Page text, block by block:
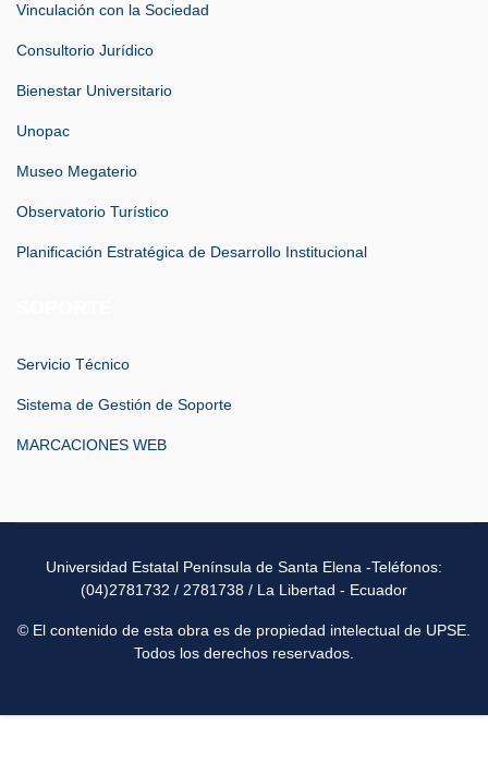
Vinculación con la Sociedad
Consultorio Jurídico
Bienestar Universitario
Unopac
Museo Megaterio
Observatorio Turístico
Planificación Estratégica de Desarrollo Institucional
Servicio Técnico
Sistema de Gestión de Soporte
MARCACIONES WEB
Universidad Estatal Península de Santa Elena -Teléfonos:
(04)2781732 / 2781738 / La Libertad - Ecuador
© El contenido de esta obra es de propiedad intelectual de UPSE.
Todos los derechos reservados.